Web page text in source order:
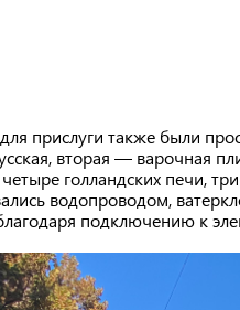
прислуги также были
вторая — варочная
голландских печи,
водопроводом,
подключению к